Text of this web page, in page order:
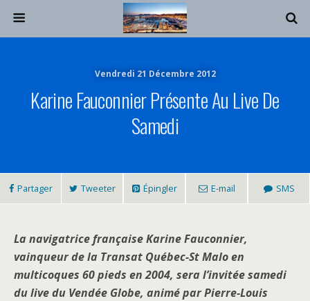
Vendredi 21 Décembre 2012
Karine Fauconnier Présente Au Live De
Samedi
Partager Tweeter Épingler E-mail SMS
La navigatrice française Karine Fauconnier,
vainqueur de la Transat Québec-St Malo en
multicoques 60 pieds en 2004, sera l’invitée samedi
du live du Vendée Globe, animé par Pierre-Louis